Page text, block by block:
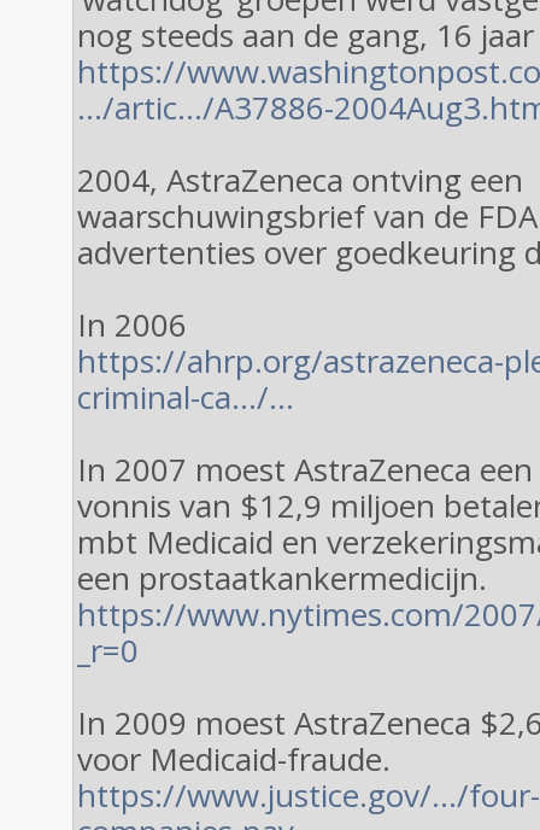
nog steeds aan de gang, 16
https://
…/artic…/A37886-
2004, AstraZeneca ontving een
waarschuwingsbrief van de
advertenties over goedkeuring
In 2006
https://ahrp.org/astrazeneca-
criminal-ca…/…
In 2007 moest AstraZeneca
vonnis van $12,9 miljoen
mbt Medicaid en
een prostaatkankermedicijn.
https://www.nytimes.com/
_r=0
In 2009 moest AstraZeneca
voor Medicaid-fraude.
https://www.justice.gov/…/